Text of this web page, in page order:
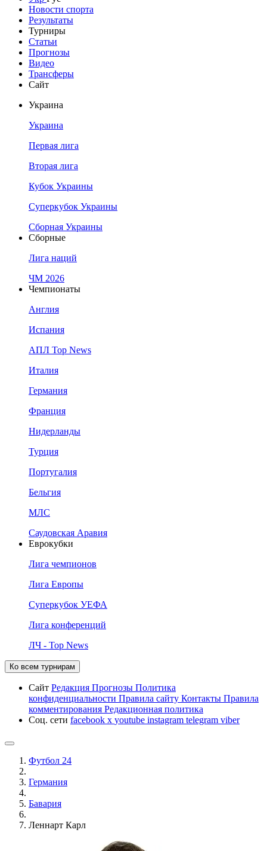
Новости спорта
Результаты
Турниры
Статьи
Прогнозы
Видео
Трансферы
Сайт
Украина
Украина
Первая лига
Вторая лига
Кубок Украины
Суперкубок Украины
Сборная Украины
Сборные
Лига наций
ЧМ 2026
Чемпионаты
Англия
Испания
АПЛ Top News
Италия
Германия
Франция
Нидерланды
Турция
Португалия
Бельгия
МЛС
Саудовская Аравия
Еврокубки
Лига чемпионов
Лига Европы
Суперкубок УЕФА
Лига конференций
ЛЧ - Top News
Ко всем турнирам
Сайт Редакция Прогнозы Политика
конфиденциальности Правила сайту Контакты Правила
комментирования Редакционная политика
Соц. сети facebook x youtube instagram telegram viber
Футбол 24
Германия
Бавария
Леннарт Карл